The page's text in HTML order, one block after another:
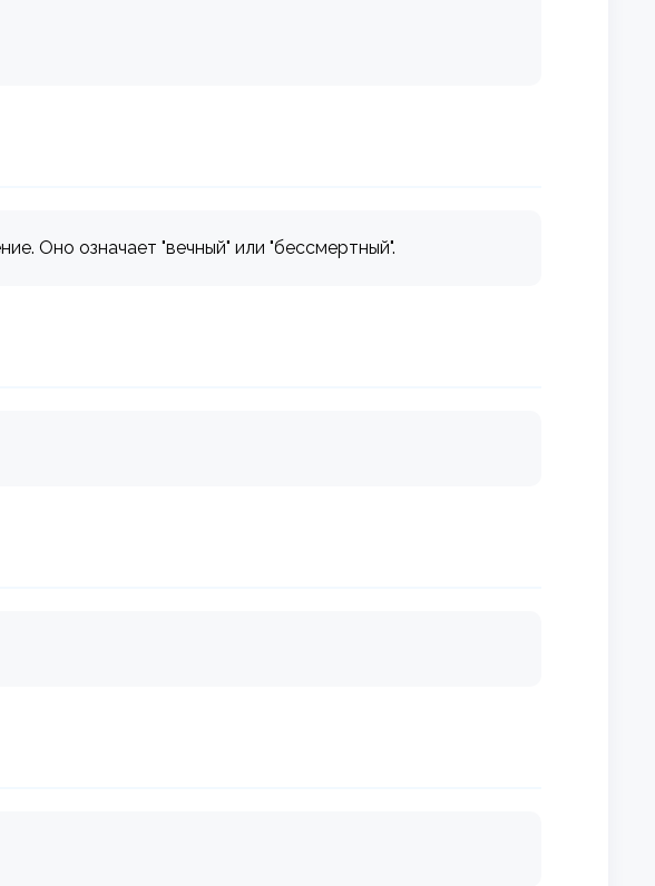
Оно означает "вечный" или "бессмертный".